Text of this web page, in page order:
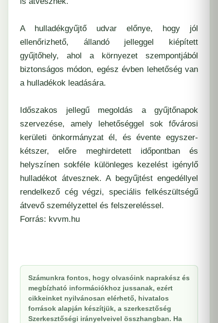
A hulladékgyűjtő udvar előnye, hogy jól
ellenőrizhető, állandó jelleggel kiépített
gyűjtőhely, ahol a környezet szempontjából
biztonságos módon, egész évben lehetőség van
a hulladékok leadására.
Időszakos jellegű megoldás a gyűjtőnapok
szervezése, amely lehetőséggel sok fővárosi
kerületi önkormányzat él, és évente egyszer-
kétszer, előre meghirdetett időpontban és
helyszínen sokféle különleges kezelést igénylő
hulladékot átvesznek. A begyűjtést engedéllyel
rendelkező cég végzi, speciális felkészültségű
átvevő személyzettel és felszereléssel.
Forrás: kvvm.hu
Számunkra fontos, hogy olvasóink naprakész és
megbízható információkhoz jussanak, ezért
cikkeinket nyilvánosan elérhető, hivatalos
források alapján készítjük, a szerkesztőség
Szerkesztőségi irányelveivel összhangban. Ha